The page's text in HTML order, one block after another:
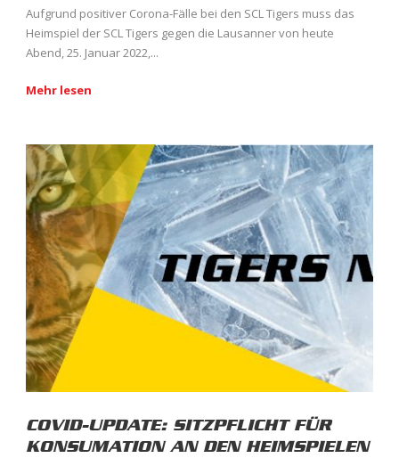
Aufgrund positiver Corona-Fälle bei den SCL Tigers muss das
Heimspiel der SCL Tigers gegen die Lausanner von heute
Abend, 25. Januar 2022,...
Mehr lesen
COVID-UPDATE: SITZPFLICHT FÜR
KONSUMATION AN DEN HEIMSPIELEN